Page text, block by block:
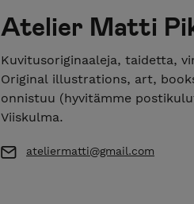
Atelier Matti
Kuvitusoriginaaleja, taidetta,
Original illustrations, art,
onnistuu (hyvitämme
Viiskulma.
ateliermatti@gmail.com